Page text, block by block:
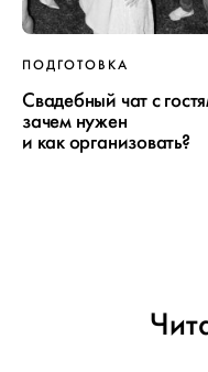
ПОДГОТОВКА
Свадебный чат с
зачем нужен
и как организовать?